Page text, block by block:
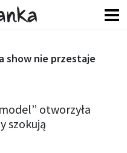
otworzyła
szokują
show nie przestaje